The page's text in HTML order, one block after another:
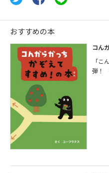
おすすめの本
コん
「こ
弾！